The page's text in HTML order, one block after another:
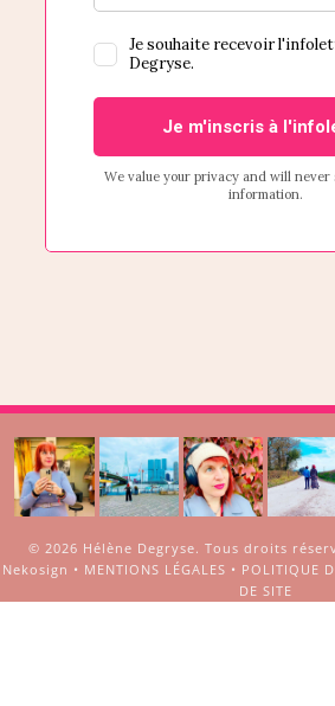
© 2026 Hélène Degryse. Tous droits
Nekosign • MENTIONS LÉGALES • POLITIQUE
DE SITE